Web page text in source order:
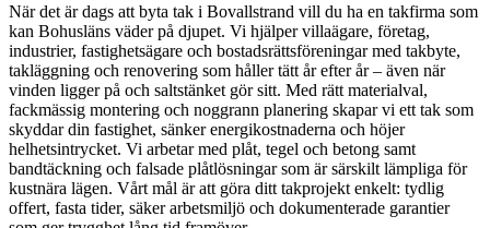
När det är dags att byta tak i Bovallstrand vill du ha en takfirma som
kan Bohusläns väder på djupet. Vi hjälper villaägare, företag,
industrier, fastighetsägare och bostadsrättsföreningar med takbyte,
takläggning och renovering som håller tätt år efter år – även när
vinden ligger på och saltstänket gör sitt. Med rätt materialval,
fackmässig montering och noggrann planering skapar vi ett tak som
skyddar din fastighet, sänker energikostnaderna och höjer
helhetsintrycket. Vi arbetar med plåt, tegel och betong samt
bandtäckning och falsade plåtlösningar som är särskilt lämpliga för
kustnära lägen. Vårt mål är att göra ditt takprojekt enkelt: tydlig
offert, fasta tider, säker arbetsmiljö och dokumenterade garantier